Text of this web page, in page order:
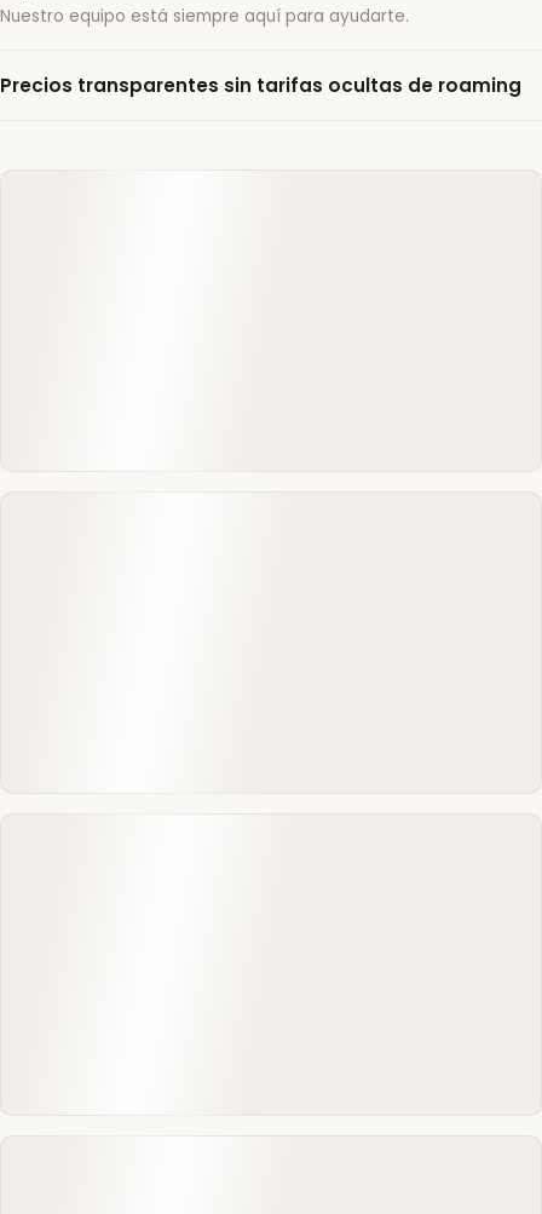
Nuestro equipo está siempre aquí para ayudarte.
Precios transparentes sin tarifas ocultas de roaming